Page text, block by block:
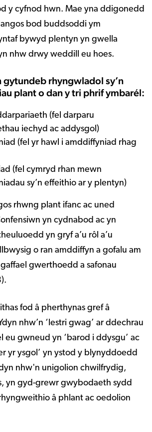
y cyfnod hwn. Mae yna ddigonedd
bod buddsoddi ym
bywyd plentyn yn gwella
nhw drwy weddill eu hoes.
gytundeb rhyngwladol sy’n
plant o dan y tri phrif ymbarél:
(fel darparu
iechyd ac addysgol)
(fel yr hawl i amddiffyniad rhag
(fel cymryd rhan mewn
sy’n effeithio ar y plentyn)
rhwng plant ifanc ac uned
yn cydnabod ac yn
yn gryf a’u rôl a’u
o ran amddiffyn a gofalu am
gwerthoedd a safonau
fod â pherthynas gref â
nhw’n ‘lestri gwag’ ar ddechrau
eu gwneud yn ‘barod i ddysgu’ ac
yr ysgol’ yn ystod y blynyddoedd
nhw'n unigolion chwilfrydig,
yn gyd-grewr gwybodaeth sydd
â phlant ac oedolion